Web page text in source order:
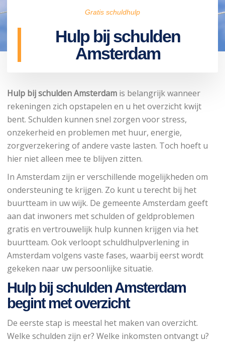
Gratis schuldhulp
Hulp bij schulden
Amsterdam
Hulp bij schulden Amsterdam is belangrijk wanneer
rekeningen zich opstapelen en u het overzicht kwijt
bent. Schulden kunnen snel zorgen voor stress,
onzekerheid en problemen met huur, energie,
zorgverzekering of andere vaste lasten. Toch hoeft u
hier niet alleen mee te blijven zitten.
In Amsterdam zijn er verschillende mogelijkheden om
ondersteuning te krijgen. Zo kunt u terecht bij het
buurtteam in uw wijk. De gemeente Amsterdam geeft
aan dat inwoners met schulden of geldproblemen
gratis en vertrouwelijk hulp kunnen krijgen via het
buurtteam. Ook verloopt schuldhulpverlening in
Amsterdam volgens vaste fases, waarbij eerst wordt
gekeken naar uw persoonlijke situatie.
Hulp bij schulden Amsterdam
begint met overzicht
De eerste stap is meestal het maken van overzicht.
Welke schulden zijn er? Welke inkomsten ontvangt u?